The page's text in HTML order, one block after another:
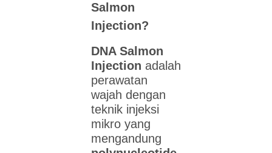
Salmon
Injection?
DNA Salmon
Injection adalah
perawatan
wajah dengan
teknik injeksi
mikro yang
mengandung